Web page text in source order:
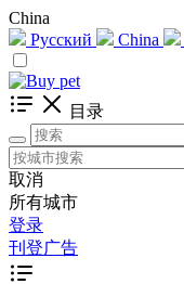
China
Русский
China
目录
取消
所有城市
登录
刊登广告